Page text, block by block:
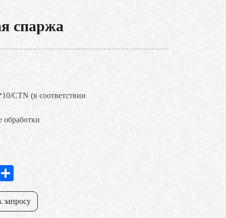
спаржа
CTN (в соответствии
обработки
запросу